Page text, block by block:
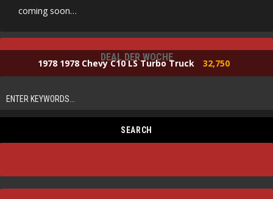
coming soon…
DEAL DER WOCHE
1978 1978 Chevy C10 LS Turbo Truck 32,750